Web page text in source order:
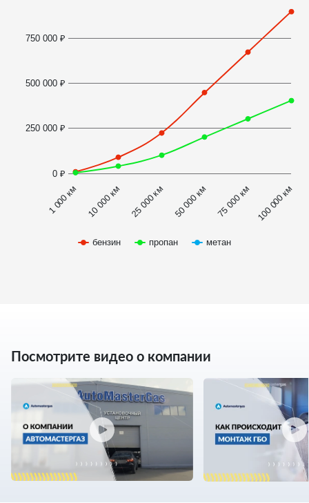
бензин пропан метан
1 000 км 10 000 км 25 000 км 50 000 км 75 000 км 100 000 км
0 ₽
250 000 ₽
500 000 ₽
750 000 ₽
Посмотрите видео о компании